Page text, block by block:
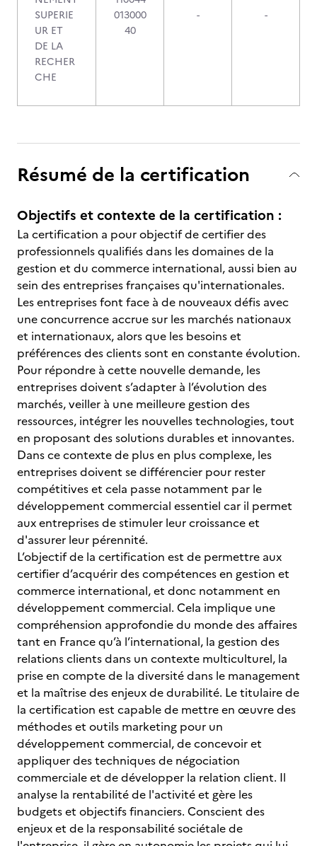
SUPERIE
UR ET
DE LA
RECHER
CHE
013000
40
- -
Résumé de la certification
Objectifs et contexte de la certification :
La certification a pour objectif de certifier des
professionnels qualifiés dans les domaines de la
gestion et du commerce international, aussi bien au
sein des entreprises françaises qu'internationales.
Les entreprises font face à de nouveaux défis avec
une concurrence accrue sur les marchés nationaux
et internationaux, alors que les besoins et
préférences des clients sont en constante évolution.
Pour répondre à cette nouvelle demande, les
entreprises doivent s’adapter à l’évolution des
marchés, veiller à une meilleure gestion des
ressources, intégrer les nouvelles technologies, tout
en proposant des solutions durables et innovantes.
Dans ce contexte de plus en plus complexe, les
entreprises doivent se différencier pour rester
compétitives et cela passe notamment par le
développement commercial essentiel car il permet
aux entreprises de stimuler leur croissance et
d'assurer leur pérennité.
L’objectif de la certification est de permettre aux
certifier d’acquérir des compétences en gestion et
commerce international, et donc notamment en
développement commercial. Cela implique une
compréhension approfondie du monde des affaires
tant en France qu’à l’international, la gestion des
relations clients dans un contexte multiculturel, la
prise en compte de la diversité dans le management
et la maîtrise des enjeux de durabilité. Le titulaire de
la certification est capable de mettre en œuvre des
méthodes et outils marketing pour un
développement commercial, de concevoir et
appliquer des techniques de négociation
commerciale et de développer la relation client. Il
analyse la rentabilité de l'activité et gère les
budgets et objectifs financiers. Conscient des
enjeux et de la responsabilité sociétale de